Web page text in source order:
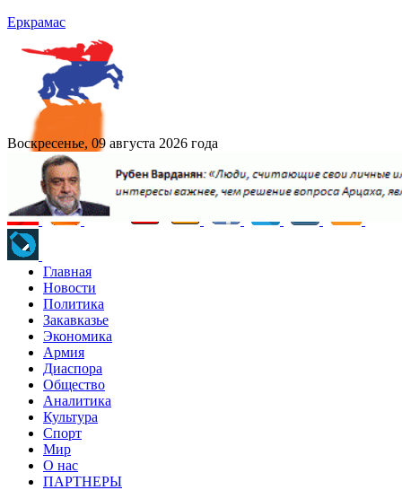
Еркрамас
Воскресенье, 09 августа 2026 года
Главная
Новости
Политика
Закавказье
Экономика
Армия
Диаспора
Общество
Аналитика
Культура
Спорт
Мир
О нас
ПАРТНЕРЫ